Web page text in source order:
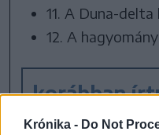
Krónika - Do Not
11. A Duna-
12. A
korábban